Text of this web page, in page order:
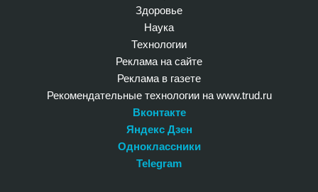
Здоровье
Наука
Технологии
Реклама на сайте
Реклама в газете
Рекомендательные технологии на www.trud.ru
Вконтакте
Яндекс Дзен
Одноклассники
Telegram